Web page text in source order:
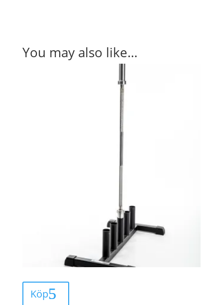
You may also like…
Köp